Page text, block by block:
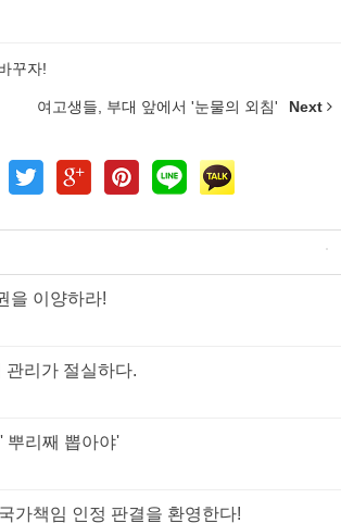
꾸자!
여고생들, 부대 앞에서 '눈물의 외침' Next
을 이양하라!
관리가 절실하다.
뿌리째 뽑아야'
가책임 인정 판결을 환영한다!